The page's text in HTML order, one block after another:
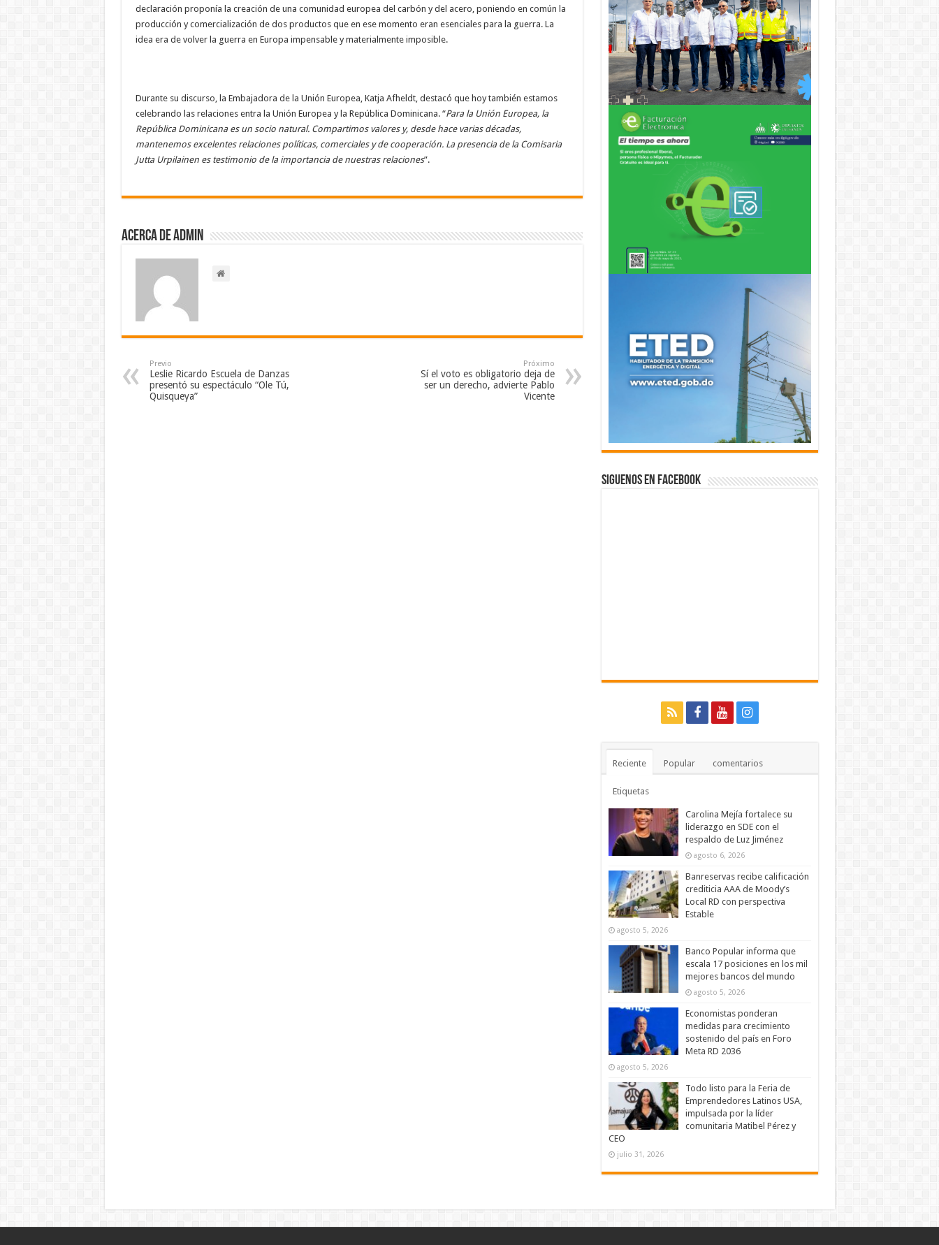
declaración proponía la creación de una comunidad europea del carbón y del acero, poniendo en común la
producción y comercialización de dos productos que en ese momento eran esenciales para la guerra. La
idea era de volver la guerra en Europa impensable y materialmente imposible.
Durante su discurso, la Embajadora de la Unión Europea, Katja Afheldt, destacó que hoy también estamos
celebrando las relaciones entra la Unión Europea y la República Dominicana. “Para la Unión Europea, la
República Dominicana es un socio natural. Compartimos valores y, desde hace varias décadas,
mantenemos excelentes relaciones políticas, comerciales y de cooperación. La presencia de la Comisaria
Jutta Urpilainen es testimonio de la importancia de nuestras relaciones”.
Acerca de admin
Previo
Leslie Ricardo Escuela de Danzas
presentó su espectáculo “Ole Tú,
Quisqueya”
Próximo
Sí el voto es obligatorio deja de
ser un derecho, advierte Pablo
Vicente
Siguenos en Facebook
Reciente Popular comentarios
Etiquetas
Carolina Mejía fortalece su
liderazgo en SDE con el
respaldo de Luz Jiménez
agosto 6, 2026
Banreservas recibe calificación
crediticia AAA de Moody’s
Local RD con perspectiva
Estable
agosto 5, 2026
Banco Popular informa que
escala 17 posiciones en los mil
mejores bancos del mundo
agosto 5, 2026
Economistas ponderan
medidas para crecimiento
sostenido del país en Foro
Meta RD 2036
agosto 5, 2026
Todo listo para la Feria de
Emprendedores Latinos USA,
impulsada por la líder
comunitaria Matibel Pérez y
CEO
julio 31, 2026